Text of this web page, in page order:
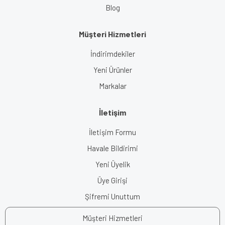
Blog
Müşteri Hizmetleri
İndirimdekiler
Yeni Ürünler
Markalar
İletişim
İletişim Formu
Havale Bildirimi
Yeni Üyelik
Üye Girişi
Şifremi Unuttum
Müşteri Hizmetleri